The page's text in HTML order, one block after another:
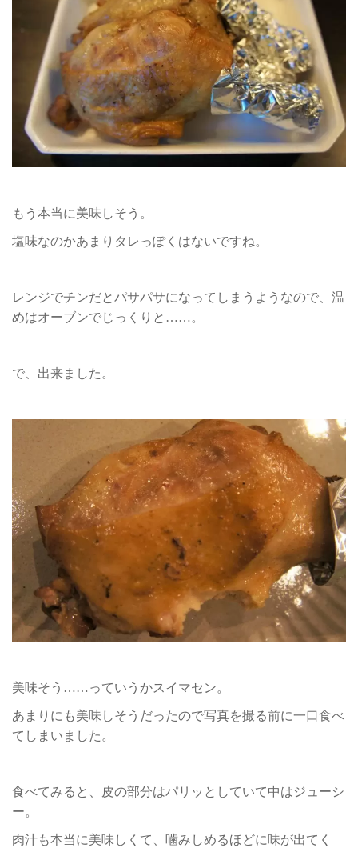
もう本当に美味しそう。
塩味なのかあまりタレっぽくはないですね。
レンジでチンだとパサパサになってしまうようなので、温
めはオーブンでじっくりと……。
で、出来ました。
美味そう……っていうかスイマセン。
あまりにも美味しそうだったので写真を撮る前に一口食べ
てしまいました。
食べてみると、皮の部分はパリッとしていて中はジューシ
ー。
肉汁も本当に美味しくて、噛みしめるほどに味が出てく